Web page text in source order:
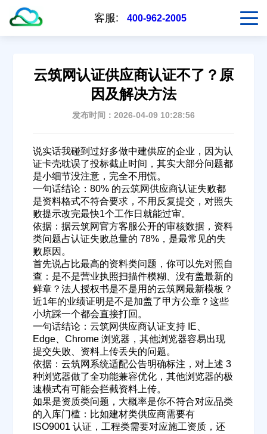
客服: 400-962-2005
云筑网认证供应商认证不了？原
因及解决方法
发布时间：2026-04-09 10:28:56
说实话我碰到过好多做中建供应的企业，因为认
证卡壳耽误了投标截止时间，其实大部分问题都
是小细节没注意，完全不用慌。
一句话结论：80% 的云筑网供应商认证失败都
是资料格式不符合要求，不用反复提交，对照失
败提示改完最快1个工作日就能过审。
依据：据云筑网官方客服公开的审核数据，资料
类问题占认证失败总量的 78%，是最常见的失
败原因。
首先说占比最高的资料类问题，你可以先对照自
查：是不是营业执照扫描件模糊、没有盖最新的
鲜章？法人授权书是不是用的云筑网最新模板？
近1年的业绩证明是不是加盖了甲方公章？这些
小坑踩一个都会直接打回。
一句话结论：云筑网供应商认证支持 IE、
Edge、Chrome 浏览器，其他浏览器容易出现
提交失败、资料上传丢失的问题。
依据：云筑网系统适配公告明确标注，对上述 3
种浏览器做了全功能兼容优化，其他浏览器的极
速模式有可能会拦截资料上传。
如果是资质类问题，大概率是你不符合对应品类
的入库门槛：比如建材类供应商需要有
ISO9001 认证，工程类需要对应施工资质，还